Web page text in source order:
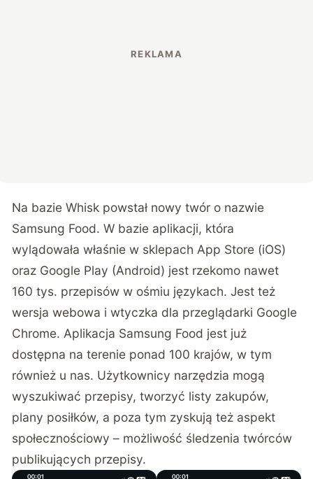
Na bazie Whisk powstał nowy twór o nazwie
Samsung Food. W bazie aplikacji, która
wylądowała właśnie w sklepach App Store (iOS)
oraz Google Play (Android) jest rzekomo nawet
160 tys. przepisów w ośmiu językach. Jest też
wersja webowa i wtyczka dla przeglądarki Google
Chrome. Aplikacja Samsung Food jest już
dostępna na terenie ponad 100 krajów, w tym
również u nas. Użytkownicy narzędzia mogą
wyszukiwać przepisy, tworzyć listy zakupów,
plany posiłków, a poza tym zyskują też aspekt
społecznościowy – możliwość śledzenia twórców
publikujących przepisy.